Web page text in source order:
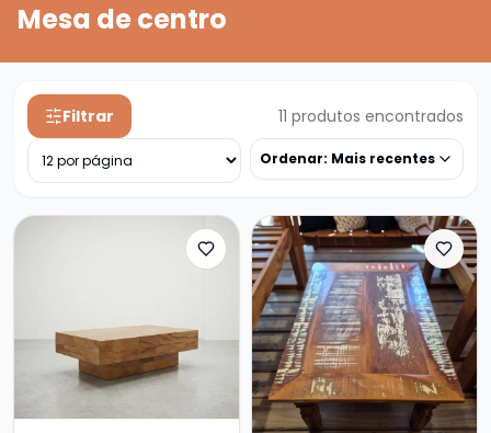
Mesa de centro
Filtrar 11 produtos encontrados
Ordenar: Mais recentes